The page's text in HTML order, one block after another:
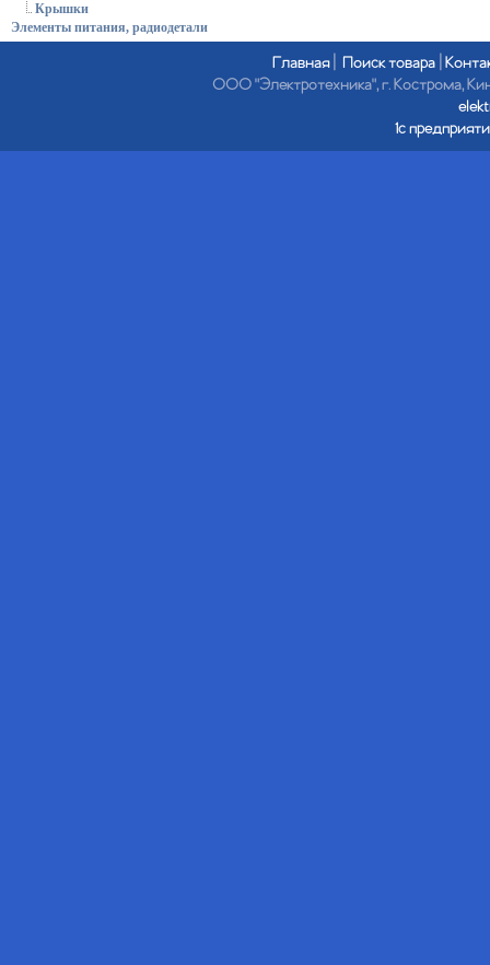
Крышки
Элементы питания, радиодетали
Главная| Поиск товара
ООО "Электротехника", г. Кострома,
1с